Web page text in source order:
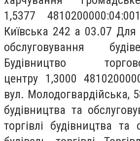
1,5377
Київська 242 а 03.07 Для
обслуговування
Будівництво торгово-
центру 1,3000
вул. Молодогвардійська,
будівництва та
торгівлі будівництва та